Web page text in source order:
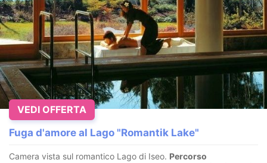
Fuga d'amore al Lago "Romantik Lake"
Camera vista sul romantico Lago di Iseo. Percorso
VEDI OFFERTA